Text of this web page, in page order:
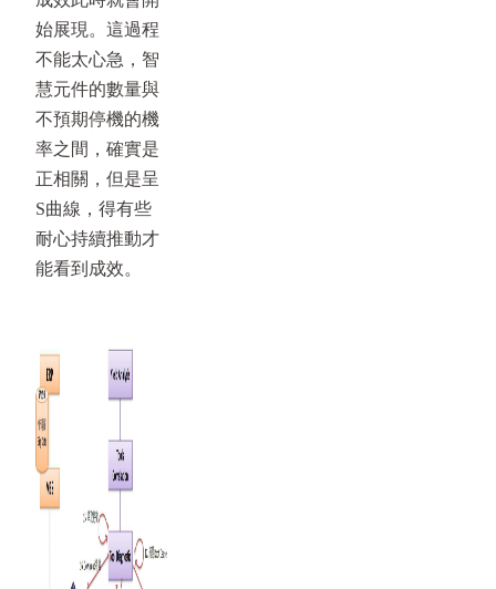
始展現。這過程
不能太心急，智
慧元件的數量與
不預期停機的機
率之間，確實是
正相關，但是呈
S曲線，得有些
耐心持續推動才
能看到成效。